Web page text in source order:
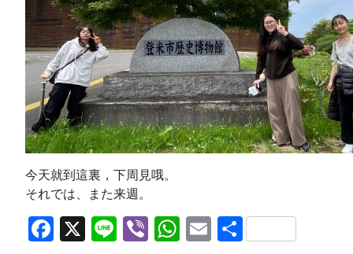
今天就到這裏，下周見哦。
それでは、また来週。
Facebook
X LineViberWhatsApp
Email
共